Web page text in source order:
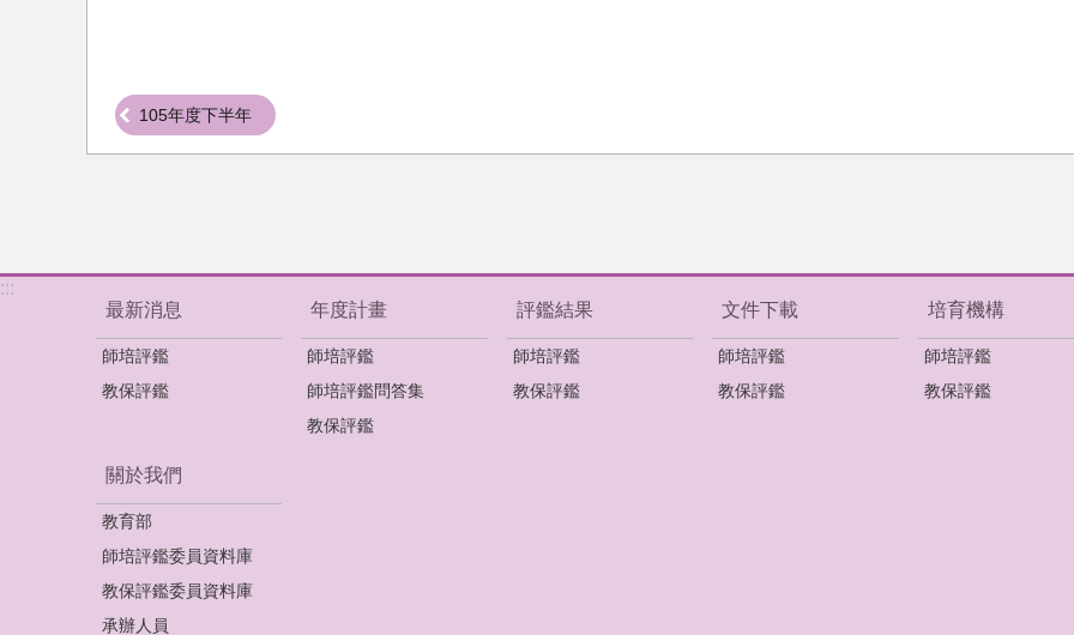
105年度下半年
:::
最新消息
師培評鑑
教保評鑑
年度計畫
師培評鑑
師培評鑑問答集
教保評鑑
評鑑結果
師培評鑑
教保評鑑
文件下載
師培評鑑
教保評鑑
培育機構
師培評鑑
教保評鑑
關於我們
教育部
師培評鑑委員資料庫
教保評鑑委員資料庫
承辦人員